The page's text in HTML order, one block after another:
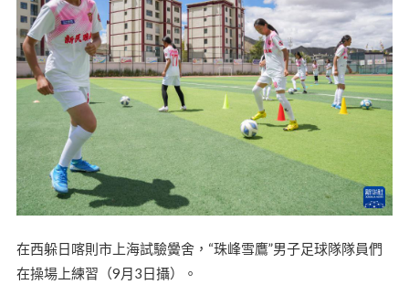
在西躲日喀則市上海試驗黌舍，“珠峰雪鷹”男子足球隊隊員們
在操場上練習（9月3日攝）。